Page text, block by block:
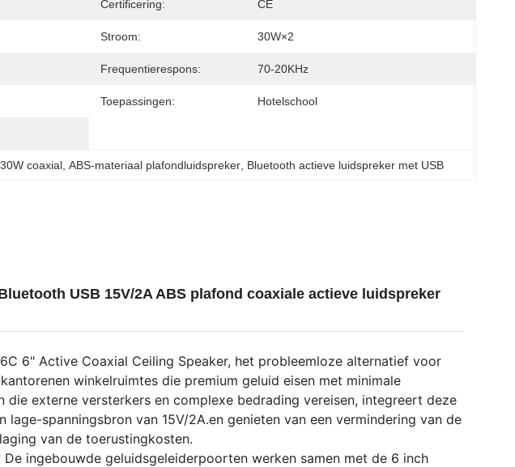
Certificering: CE
Stroom: 30W×2
Frequentierespons: 70-20KHz
Toepassingen: Hotelschool
coaxial , ABS-materiaal plafondluidspreker Bluetooth actieve luidspreker met USB
USB 15V/2A ABS plafond coaxiale actieve luidspreker
6" Active Coaxial Ceiling Speaker, het probleemloze alternatief voor
winkelruimtes die premium geluid eisen met minimale
externe versterkers en complexe bedrading vereisen, integreert deze
spanningsbron van 15V/2A.en genieten van een vermindering van de
van de toerustingkosten.
ingebouwde geluidsgeleiderpoorten werken samen met de 6 inch